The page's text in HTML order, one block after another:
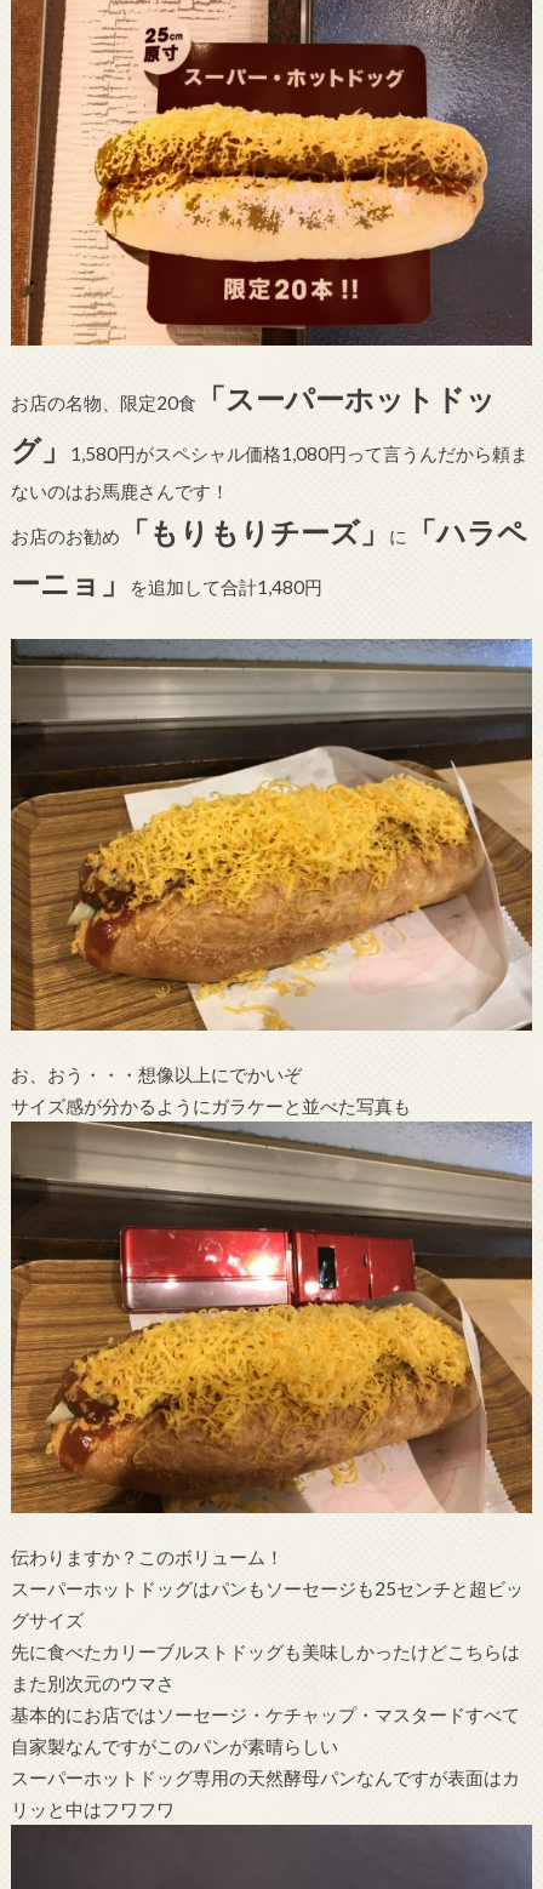
お店の名物、限定20食
「スーパーホットドッ
グ」
1,580円がスペシャル価格1,080円って言うんだから頼ま
ないのはお馬鹿さんです！
お店のお勧め 「もりもりチーズ」 に
「ハラペ
ーニョ」
を追加して合計1,480円
お、おう・・・想像以上にでかいぞ
サイズ感が分かるようにガラケーと並べた写真も
伝わりますか？このボリューム！
スーパーホットドッグはパンもソーセージも25センチと超ビッ
グサイズ
先に食べたカリーブルストドッグも美味しかったけどこちらは
また別次元のウマさ
基本的にお店ではソーセージ・ケチャップ・マスタードすべて
自家製なんですがこのパンが素晴らしい
スーパーホットドッグ専用の天然酵母パンなんですが表面はカ
リッと中はフワフワ